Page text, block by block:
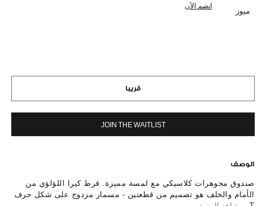
ميوز
انضم الآن
قريبا
JOIN THE WAITLIST
الوصف
صندوق مجوهرات كلاسيكي مع لمسة مميزة. قرط كيرا اللؤلؤي من
الأمام والخلف هو تصميم من قطعتين - مسمار مزدوج على شكل حرف